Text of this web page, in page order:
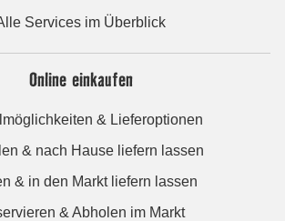
Services im Überblick
Online einkaufen
& Lieferoptionen
& nach Hause liefern lassen
& in den Markt liefern lassen
& Abholen im Markt